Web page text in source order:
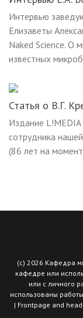
Интервью
Елизаветы
Naked Science. О
известных
Статья о В.Г.
Издание L!MEDIA
сотрудника
(86 лет на
(с) 2026 Кафедра
кафедре или
или с личного
использованы
| Frontpage and